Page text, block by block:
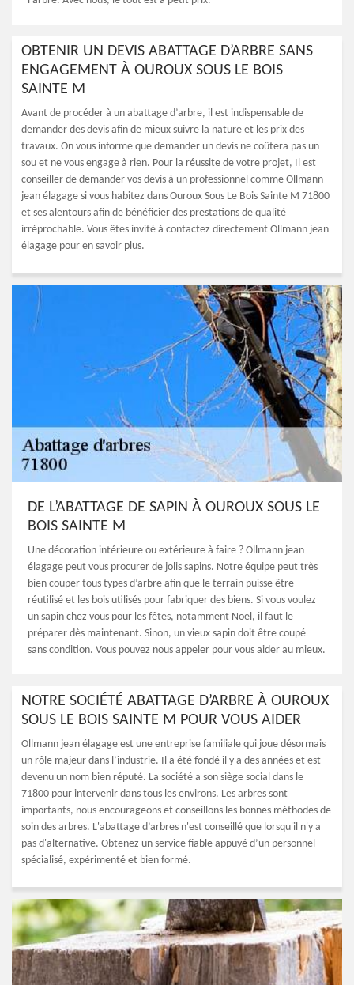
OBTENIR UN DEVIS ABATTAGE D’ARBRE SANS
ENGAGEMENT À OUROUX SOUS LE BOIS
SAINTE M
Avant de procéder à un abattage d’arbre, il est indispensable de
demander des devis afin de mieux suivre la nature et les prix des
travaux. On vous informe que demander un devis ne coûtera pas un
sou et ne vous engage à rien. Pour la réussite de votre projet, Il est
conseiller de demander vos devis à un professionnel comme Ollmann
jean élagage si vous habitez dans Ouroux Sous Le Bois Sainte M 71800
et ses alentours afin de bénéficier des prestations de qualité
irréprochable. Vous êtes invité à contactez directement Ollmann jean
élagage pour en savoir plus.
DE L’ABATTAGE DE SAPIN À OUROUX SOUS LE
BOIS SAINTE M
Une décoration intérieure ou extérieure à faire ? Ollmann jean
élagage peut vous procurer de jolis sapins. Notre équipe peut très
bien couper tous types d’arbre afin que le terrain puisse être
réutilisé et les bois utilisés pour fabriquer des biens. Si vous voulez
un sapin chez vous pour les fêtes, notamment Noel, il faut le
préparer dès maintenant. Sinon, un vieux sapin doit être coupé
sans condition. Vous pouvez nous appeler pour vous aider au mieux.
NOTRE SOCIÉTÉ ABATTAGE D’ARBRE À OUROUX
SOUS LE BOIS SAINTE M POUR VOUS AIDER
Ollmann jean élagage est une entreprise familiale qui joue désormais
un rôle majeur dans l’industrie. Il a été fondé il y a des années et est
devenu un nom bien réputé. La société a son siège social dans le
71800 pour intervenir dans tous les environs. Les arbres sont
importants, nous encourageons et conseillons les bonnes méthodes de
soin des arbres. L'abattage d’arbres n'est conseillé que lorsqu'il n'y a
pas d'alternative. Obtenez un service fiable appuyé d’un personnel
spécialisé, expérimenté et bien formé.